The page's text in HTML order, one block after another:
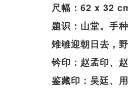
尺幅：62 x 32
题识：山堂。手
雉雊迎朝日去，
钤印：赵孟印、
鉴藏印：吴廷、